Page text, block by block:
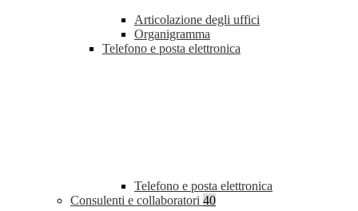
Articolazione degli uffici
Organigramma
Telefono e posta elettronica
Telefono e posta elettronica
Consulenti e collaboratori 40